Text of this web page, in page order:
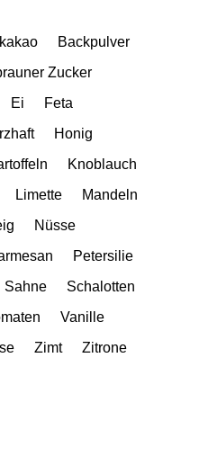
Backpulver
Zucker
Ei
Feta
Honig
Knoblauch
Limette
Mandeln
Nüsse
Petersilie
Sahne
Schalotten
Vanille
Zimt
Zitrone